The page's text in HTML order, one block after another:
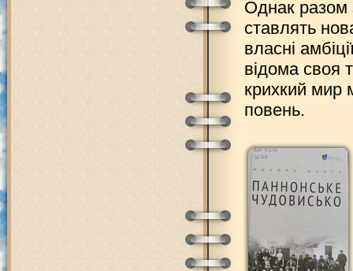
Однак разом
ставлять
власні
відома своя
крихкий мир
повень.